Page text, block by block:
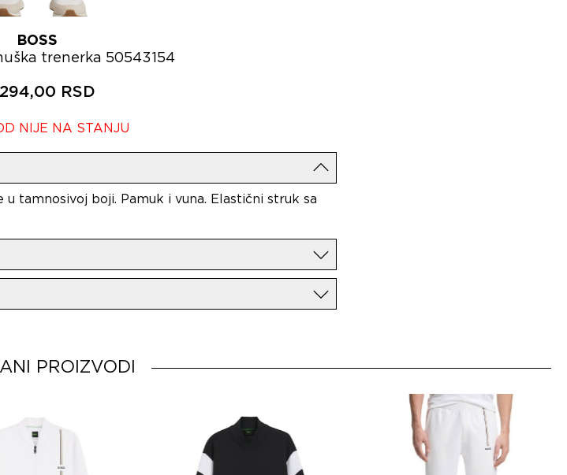
BOSS
trenerka 50543154
RSD
NIJE NA STANJU
tamnosivoj boji. Pamuk i vuna. Elastični struk sa
PROIZVODI